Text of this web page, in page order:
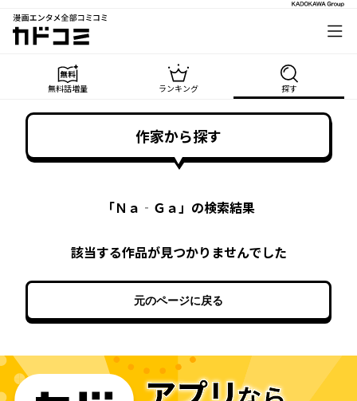
漫画エンタメ全部コミコミ
カドコミ
無料話増量 ランキング 探す
作家から探す
「Ｎａ‐Ｇａ」の検索結果
該当する作品が見つかりませんでした
元のページに戻る